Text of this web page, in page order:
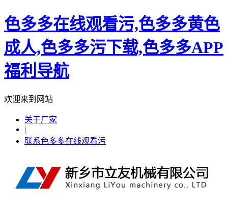
色多多在线观看污,色多多黄色
成人,色多多污下载,色多多APP
福利导航
欢迎来到网站
关于厂家
|
联系色多多在线观看污